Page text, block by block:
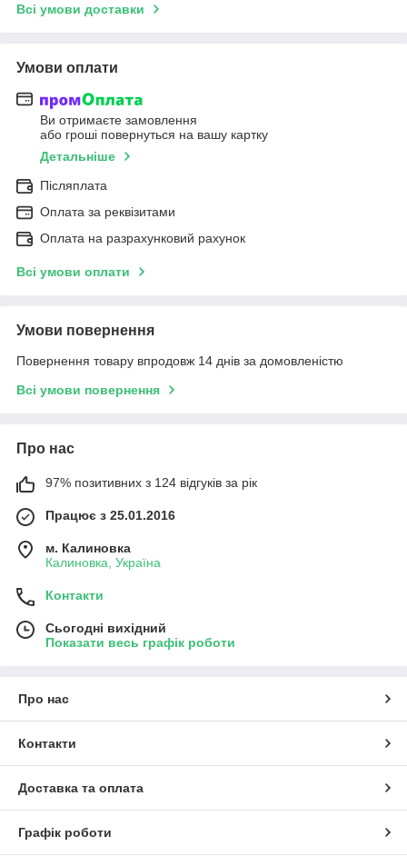
Всі умови доставки
Умови оплати
Ви отримаєте замовлення
або гроші повернуться на вашу картку
Детальніше
Післяплата
Оплата за реквізитами
Оплата на разрахунковий рахунок
Всі умови оплати
Умови повернення
Повернення товару впродовж 14 днів за домовленістю
Всі умови повернення
Про нас
97% позитивних з 124 відгуків за рік
Працює з 25.01.2016
м. Калиновка
Калиновка, Україна
Контакти
Сьогодні вихідний
Показати весь графік роботи
Про нас
Контакти
Доставка та оплата
Графік роботи